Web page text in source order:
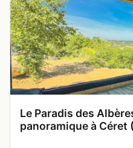
Le Paradis des
panoramique à